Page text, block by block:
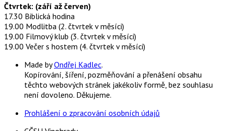
Čtvrtek: (září až červen)
17.30 Biblická hodina
19.00 Modlitba (2. čtvrtek v měsíci)
19.00 Filmový klub (3. čtvrtek v měsíci)
19.00 Večer s hostem (4. čtvrtek v měsíci)
Made byOndřej Kadlec.
Kopírování, šíření, pozměňování a přenášení obsahu
těchto webových stránek jakékoliv formě, bez souhlasu
není dovoleno. Děkujeme.
Prohlášení o zpracování osobních údajů